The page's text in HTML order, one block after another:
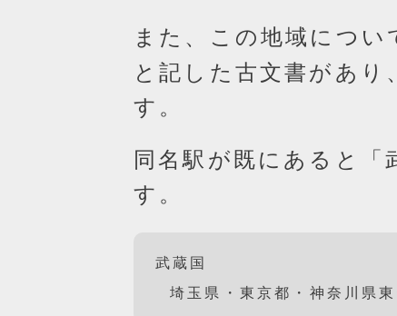
また、この地域につい
と記した古文書があり
す。
同名駅が既にあると「
す。
武蔵国
埼玉県・東京都・神奈川県